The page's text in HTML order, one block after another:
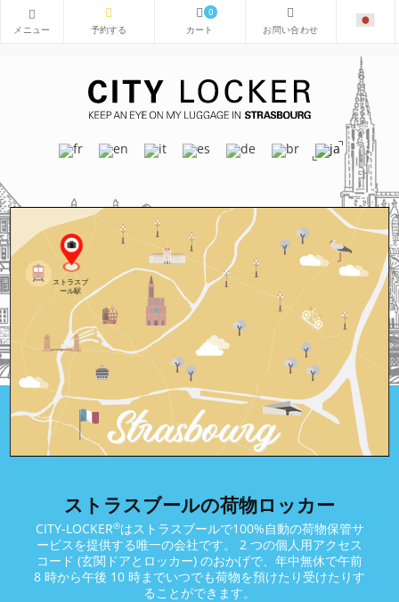
0
ストラスブ
ール駅
ストラスブールの荷物ロッカー
CITY-LOCKER®はストラスブールで100%自動の荷物保管サ
ービスを提供する唯一の会社です。 2 つの個人用アクセス
コード (玄関ドアとロッカー) のおかげで、年中無休で午前
8 時から午後 10 時までいつでも荷物を預けたり受けたりす
ることができます。